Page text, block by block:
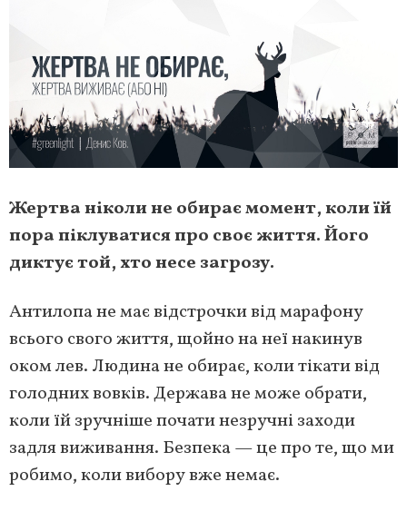
Жертва ніколи не обирає момент, коли їй
пора піклуватися про своє життя. Його
диктує той, хто несе загрозу.
Антилопа не має відстрочки від марафону
всього свого життя, щойно на неї накинув
оком лев. Людина не обирає, коли тікати від
голодних вовків. Держава не може обрати,
коли їй зручніше почати незручні заходи
задля виживання. Безпека — це про те, що ми
робимо, коли вибору вже немає.